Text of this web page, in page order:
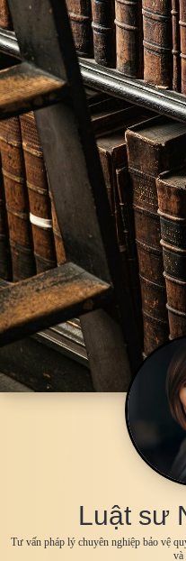
Luật sư
Tư vấn pháp lý chuyên nghiệp bảo vệ
và